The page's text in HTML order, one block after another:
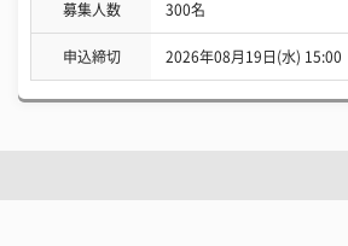
募集人数 300名
申込締切 2026年08月19日(水) 15:00